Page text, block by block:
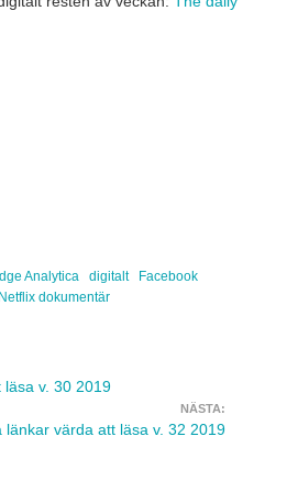
Analytica digitalt
Facebook
Netflix dokumentär
v. 30 2019
NÄSTA:
länkar värda att läsa v. 32 2019